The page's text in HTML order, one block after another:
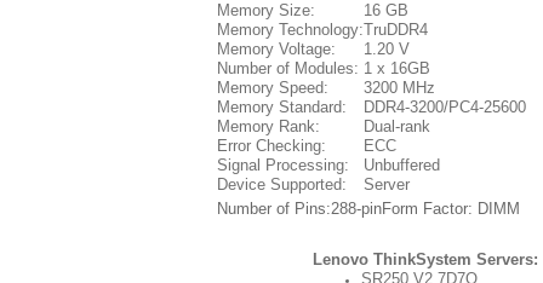
Memory Size:
16 GB
Memory Technology:TruDDR4
Memory Voltage:
1.20 V
Number of Modules: 1 x 16GB
Memory Speed:
3200 MHz
Memory Standard:
DDR4-3200/PC4-25600
Memory Rank:
Dual-rank
Error Checking:
ECC
Signal Processing:
Unbuffered
Device Supported:
Server
Number of Pins:288-pinForm Factor: DIMM
Lenovo ThinkSystem Servers:
SR250 V2 7D7Q